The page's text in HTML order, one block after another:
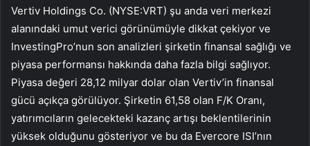
Vertiv Holdings Co. (NYSE:VRT) şu anda veri merkezi
alanındaki umut verici görünümüyle dikkat çekiyor ve
InvestingPro’nun son analizleri şirketin finansal sağlığı ve
piyasa performansı hakkında daha fazla bilgi sağlıyor.
Piyasa değeri 28,12 milyar dolar olan Vertiv’in finansal
gücü açıkça görülüyor. Şirketin 61,58 olan F/K Oranı,
yatırımcıların gelecekteki kazanç artışı beklentilerinin
yüksek olduğunu gösteriyor ve bu da Evercore ISI’nın